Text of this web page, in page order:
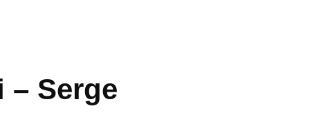
– Serge